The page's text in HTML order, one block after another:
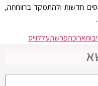
חדשות ולהתמקד ברווחתה,
ארוכתפרשתעללוויס